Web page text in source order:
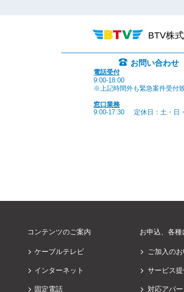
BTV株
お問い合わせ
電話受付
9:00-18:00
※上記時間外も緊急案件受付致
窓口業務
9:00-17:30
定休日：土・日
コンテンツのご案内
ケーブルテレビ
インターネット
固定電話
お申込、各種
ご加入の
サービス
対応アパ